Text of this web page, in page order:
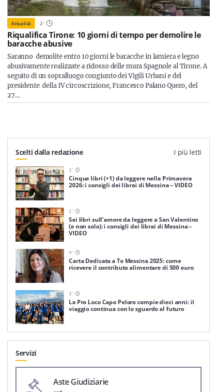
Attualità 2'
Riqualifica Tirone: 10 giorni di tempo per demolire le
baracche abusive
Saranno demolite entro 10 giorni le baracche in lamiera e legno
abusivamente realizzate a ridosso delle mura Spagnole al Tirone. A
seguito di un sopralluogo congiunto dei Vigili Urbani e del
presidente della IV circoscrizione, Francesco Palano Quero, del
27…
Scelti dalla redazione I più letti
2'
Cinque libri (+1) da leggere nella Primavera
2026: i consigli dei librai di Messina – VIDEO
2'
Sei libri sull’amore da leggere a San Valentino
(e non solo): i consigli dei librai di Messina –
VIDEO
4'
Carta Dedicata a Te Messina 2025: come
ricevere il contributo alimentare di 500 euro
3'
La Pro Loco Capo Peloro compie dieci anni: il
viaggio continua con lo sguardo al futuro
Servizi
Aste Giudiziarie